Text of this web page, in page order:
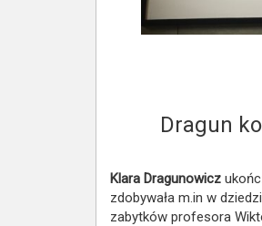
Dragun
Klara Dragunowicz
zdobywała m.in w
zabytków profesora